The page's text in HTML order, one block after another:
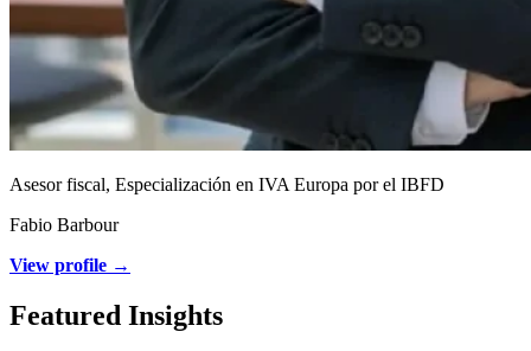
Asesor fiscal, Especialización en IVA Europa por el IBFD
Fabio Barbour
View profile →
Featured Insights